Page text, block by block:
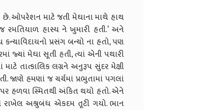
છે. ઓપરેશન માટે જતી મેઘાના માથે હાથ
હાસ્ય ને ખુમારી હતી.’ અને
પ્રસંગ બન્યો ના હતો, પણ
જ્યાં મેઘા સૂતી હતી, ત્યાં એની પથારી
તાત્કાલિક લગ્નને અનુરૂપ સુંદર મેક્ષી
જાણે હમણાં જ ચર્ચમાં પ્રભુતામાં પગલાં
હળવા સ્મિતથી અંકિત થયો હતો. એને
રાખેલ અશ્રુબંધ એકદમ તૂટી ગયો. ભાન